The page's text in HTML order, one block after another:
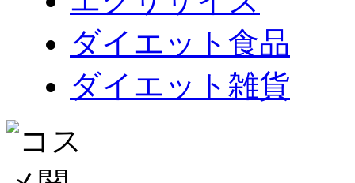
ダイエット食品
ダイエット雑貨